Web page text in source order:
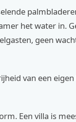
het water in.
geen
van een
Een villa is